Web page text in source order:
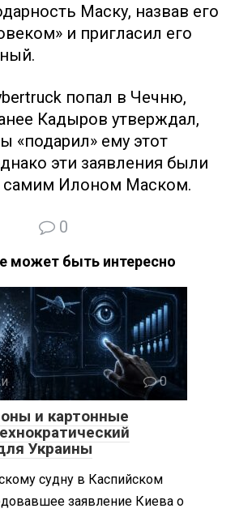
Маску, назвав его
и пригласил его
попал в Чечню,
Кадыров утверждал,
«подарил» ему этот
эти заявления были
самим Илоном Маском.
0
может быть интересно
0
и картонные
Украины
судну в Каспийском
заявление Киева о